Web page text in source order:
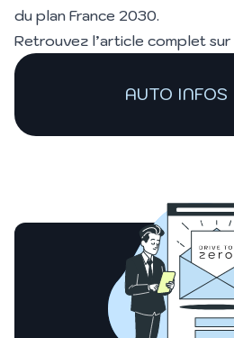
du plan France 2030.
Retrouvez l’article complet sur
AUTO INFOS